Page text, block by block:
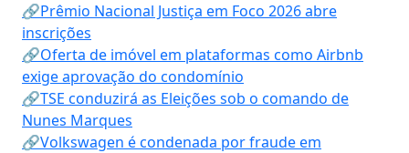
🔗Prêmio Nacional Justiça em Foco 2026 abre
inscrições
🔗Oferta de imóvel em plataformas como Airbnb
exige aprovação do condomínio
🔗TSE conduzirá as Eleições sob o comando de
Nunes Marques
🔗Volkswagen é condenada por fraude em